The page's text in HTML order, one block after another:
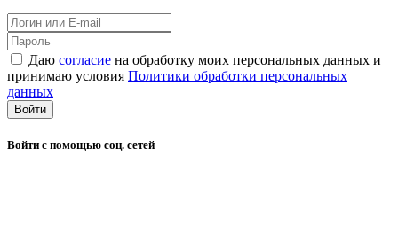
Даю согласие на обработку моих персональных данных и
принимаю условия Политики обработки персональных
данных
Войти
Войти с помощью соц. сетей